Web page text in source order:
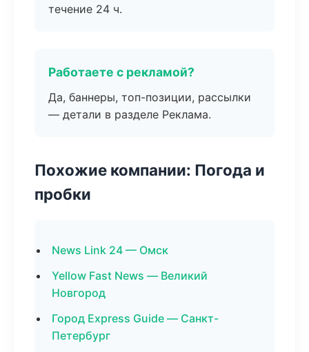
течение 24 ч.
Работаете с рекламой?
Да, баннеры, топ-позиции, рассылки
— детали в разделе Реклама.
Похожие компании: Погода и
пробки
News Link 24 — Омск
Yellow Fast News — Великий
Новгород
Город Express Guide — Санкт-
Петербург